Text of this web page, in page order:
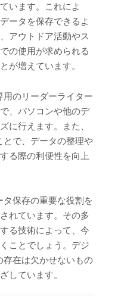
います。これによ
ータを保存できるよ
アウトドア活動やス
の使用が求められる
が増えています。
のリーダーライター
、パソコンや他のデ
に行えます。また、
で、データの整理や
る際の利便性を向上
保存の重要な役割を
れています。その多
る技術によって、今
ことでしょう。デジ
存在は欠かせないもの
しています。